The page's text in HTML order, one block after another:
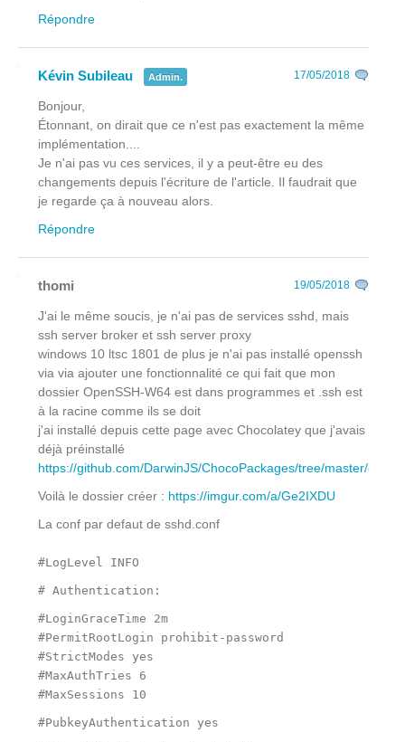
Répondre
Kévin Subileau Admin. 17/05/2018
Bonjour,
Étonnant, on dirait que ce n'est pas exactement la même
implémentation....
Je n'ai pas vu ces services, il y a peut-être eu des
changements depuis l'écriture de l'article. Il faudrait que
je regarde ça à nouveau alors.
Répondre
thomi 19/05/2018
J'ai le même soucis, je n'ai pas de services sshd, mais
ssh server broker et ssh server proxy
windows 10 ltsc 1801 de plus je n'ai pas installé openssh
via via ajouter une fonctionnalité ce qui fait que mon
dossier OpenSSH-W64 est dans programmes et .ssh est
à la racine comme ils se doit
j'ai installé depuis cette page avec Chocolatey que j'avais
déjà préinstallé
https://github.com/DarwinJS/ChocoPackages/tree/master/
Voilà le dossier créer : https://imgur.com/a/Ge2IXDU
La conf par defaut de sshd.conf
#LogLevel INFO
# Authentication:
#LoginGraceTime 2m
#PermitRootLogin prohibit-password
#StrictModes yes
#MaxAuthTries 6
#MaxSessions 10
#PubkeyAuthentication yes